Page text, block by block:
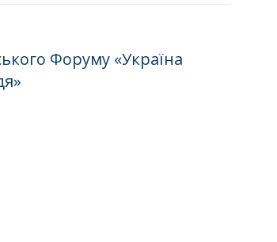
Форуму «Україна